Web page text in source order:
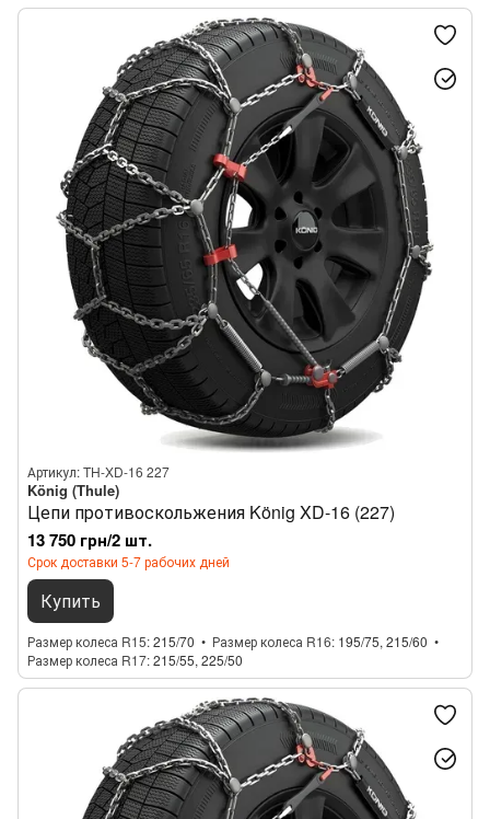
Артикул: TH-XD-16 227
König (Thule)
Цепи противоскольжения König XD-16 (227)
13 750 грн/2 шт.
Срок доставки 5-7 рабочих дней
Купить
Размер колеса R15 215/70 Размер колеса R16 195/75, 215/60
Размер колеса R17 215/55, 225/50